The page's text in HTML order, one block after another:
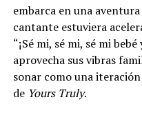
embarca en una
cantante estuviera
“¡Sé mi, sé mi, sé mi
aprovecha sus vibras
sonar como una iteración
de Yours Truly.